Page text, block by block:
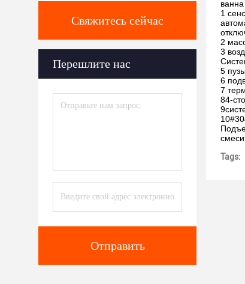
Свяжитесь сейчас
Перешлите нас
Отправить
1
2
3
5
6
7
84-
Tags: